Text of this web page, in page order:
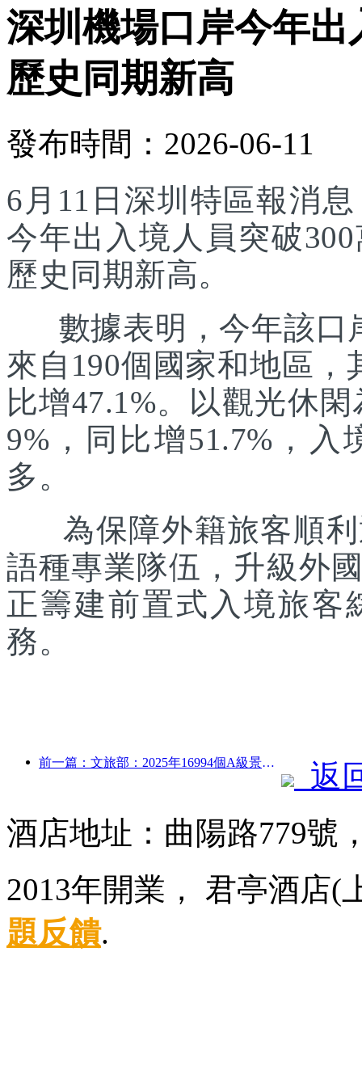
深圳機場口岸今年出
歷史同期新高
發布時間：2026-06-11
6月11日深圳特區報消
今年出入境人員突破
歷史同期新高。
數據表明，今年該口
來自190個國家和地區，
比增47.1%。以觀光休
9%，同比增51.7%，
多。
為保障外籍旅客順利
語種專業隊伍，升級外
正籌建前置式入境旅客
務。
前一篇：文旅部：2025年16994個A級景區接待游客75.1億人次，旅游收入5544.9億
返
酒店地址：曲陽路779號
2013年開業， 君亭酒
題反饋.